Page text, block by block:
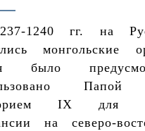
о
в
латы
рыцарях
монгольские
было
Папой
IX для
на северо-